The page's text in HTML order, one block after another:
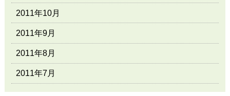
2011年10月
2011年9月
2011年8月
2011年7月